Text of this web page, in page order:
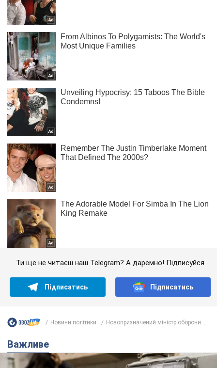
Ти ще не читаєш наш Telegram? А даремно! Підписуйся
Підписатись Підписатись
Новини політики Новопризначений міністр оборони...
Важливе